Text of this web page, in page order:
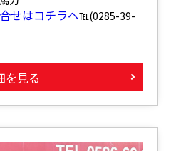
せはコチラへ℡(0285-39-
を見る